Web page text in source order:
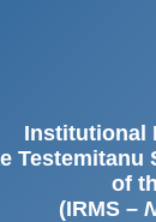
Institutional
Testemitanu
of
(IRMS –